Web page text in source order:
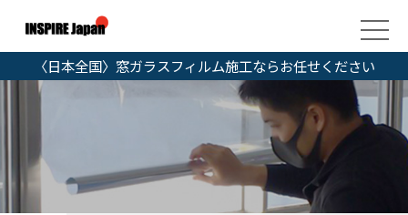
〈日本全国〉窓ガラスフィルム施工ならお任せください